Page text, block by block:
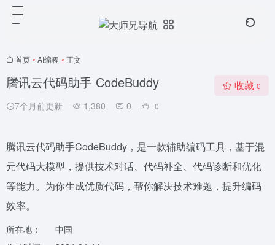
首页 • AI编程 • 正文
腾讯云代码助手 CodeBuddy
7个月前更新 1,380 0 0
收藏 0
腾讯云代码助手CodeBuddy，是一款辅助编码工具，基于混
元代码大模型，提供技术对话、代码补全、代码诊断和优化
等能力。为你生成优质代码，帮你解决技术难题，提升编码
效率。
所在地：
中国